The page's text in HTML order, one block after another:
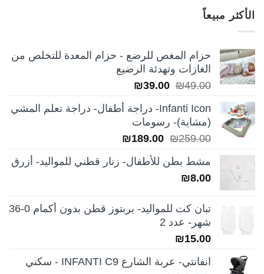
الأكثر مبيعاً
حزام المغص للرضع - حزام المعدة للتخلص من
الغازات وتهدئة الرضيع
₪49.00
السعر
هو:
₪49.00.
₪39.00
هو:
₪39.00.
Infanti Icon- دراجة أطفال- دراجة تعلم المشي
(مشاية)- رسومات
₪259.00
السعر
هو:
₪189.00
هو:
مشط بطن للأطفال- زنار قطني للمواليد- أزرق
₪8.00
تبان كت للمواليد- بربتوز قطن بدون أكمام 0-36
شهر- عدد 2
₪15.00
انفانتي- عربة الشارع INFANTI C9 - سكني